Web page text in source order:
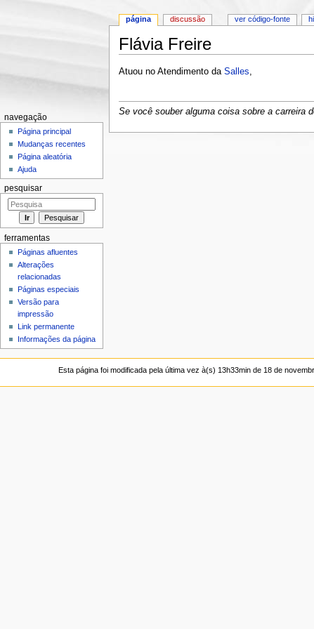
Flávia Freire
Atuou no Atendimento da Salles,
Se você souber alguma coisa sobre a carreira
página discussão ver código-fonte
navegação
Página principal
Mudanças recentes
Página aleatória
Ajuda
pesquisar
ferramentas
Páginas afluentes
Alterações
relacionadas
Páginas especiais
Versão para
impressão
Link permanente
Informações da página
Esta página foi modificada pela última vez à(s) 13h33min de 18 de